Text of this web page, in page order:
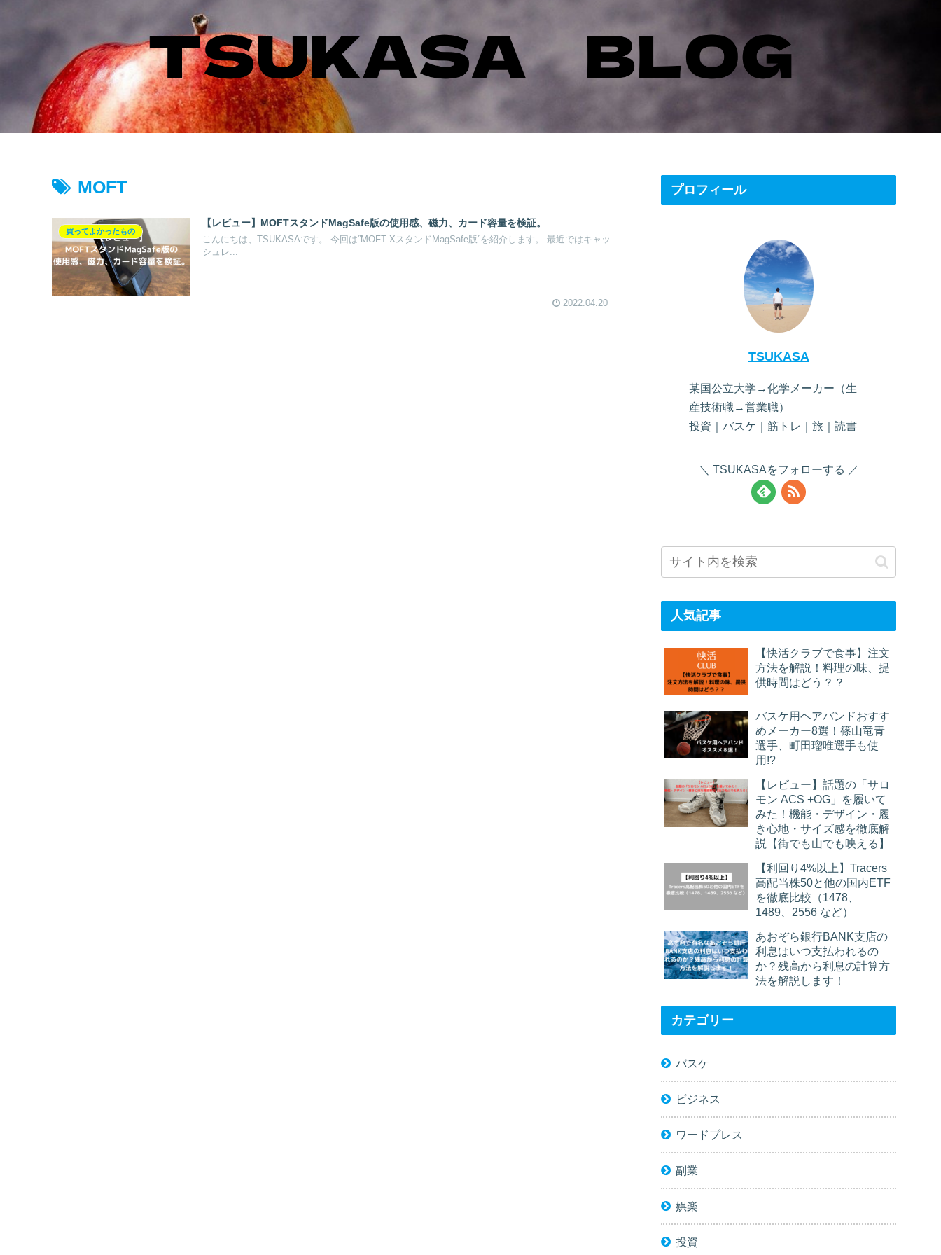
MOFT
買ってよかったもの
【レビュー】MOFTスタンドMagSafe版の使用感、磁力、カード容量を検証。
こんにちは、TSUKASAです。 今回は”MOFT XスタンドMagSafe版”を紹介します。 最近ではキャッ
シュレ...
2022.04.20
プロフィール
TSUKASA
某国公立大学→化学メーカー（生
産技術職→営業職）
投資｜バスケ｜筋トレ｜旅｜読書
TSUKASAをフォローする
人気記事
【快活クラブで食事】注文
方法を解説！料理の味、提
供時間はどう？？
バスケ用ヘアバンドおすす
めメーカー8選！篠山竜青
選手、町田瑠唯選手も使
用!?
【レビュー】話題の「サロ
モン ACS +OG」を履いて
みた！機能・デザイン・履
き心地・サイズ感を徹底解
説【街でも山でも映える】
【利回り4%以上】Tracers
高配当株50と他の国内ETF
を徹底比較（1478、
1489、2556 など）
あおぞら銀行BANK支店の
利息はいつ支払われるの
か？残高から利息の計算方
法を解説します！
カテゴリー
バスケ
ビジネス
ワードプレス
副業
娯楽
投資